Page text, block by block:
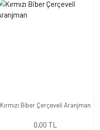
Kırmızı Biber Çerçeveli Aranjman
0,00 TL